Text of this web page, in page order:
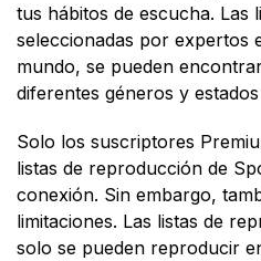
tus hábitos de escucha. Las
seleccionadas por expertos
mundo, se pueden
diferentes géneros y
Solo los suscriptores
listas de reproducción de
conexión. Sin embargo,
limitaciones. Las listas de
solo se pueden reproducir